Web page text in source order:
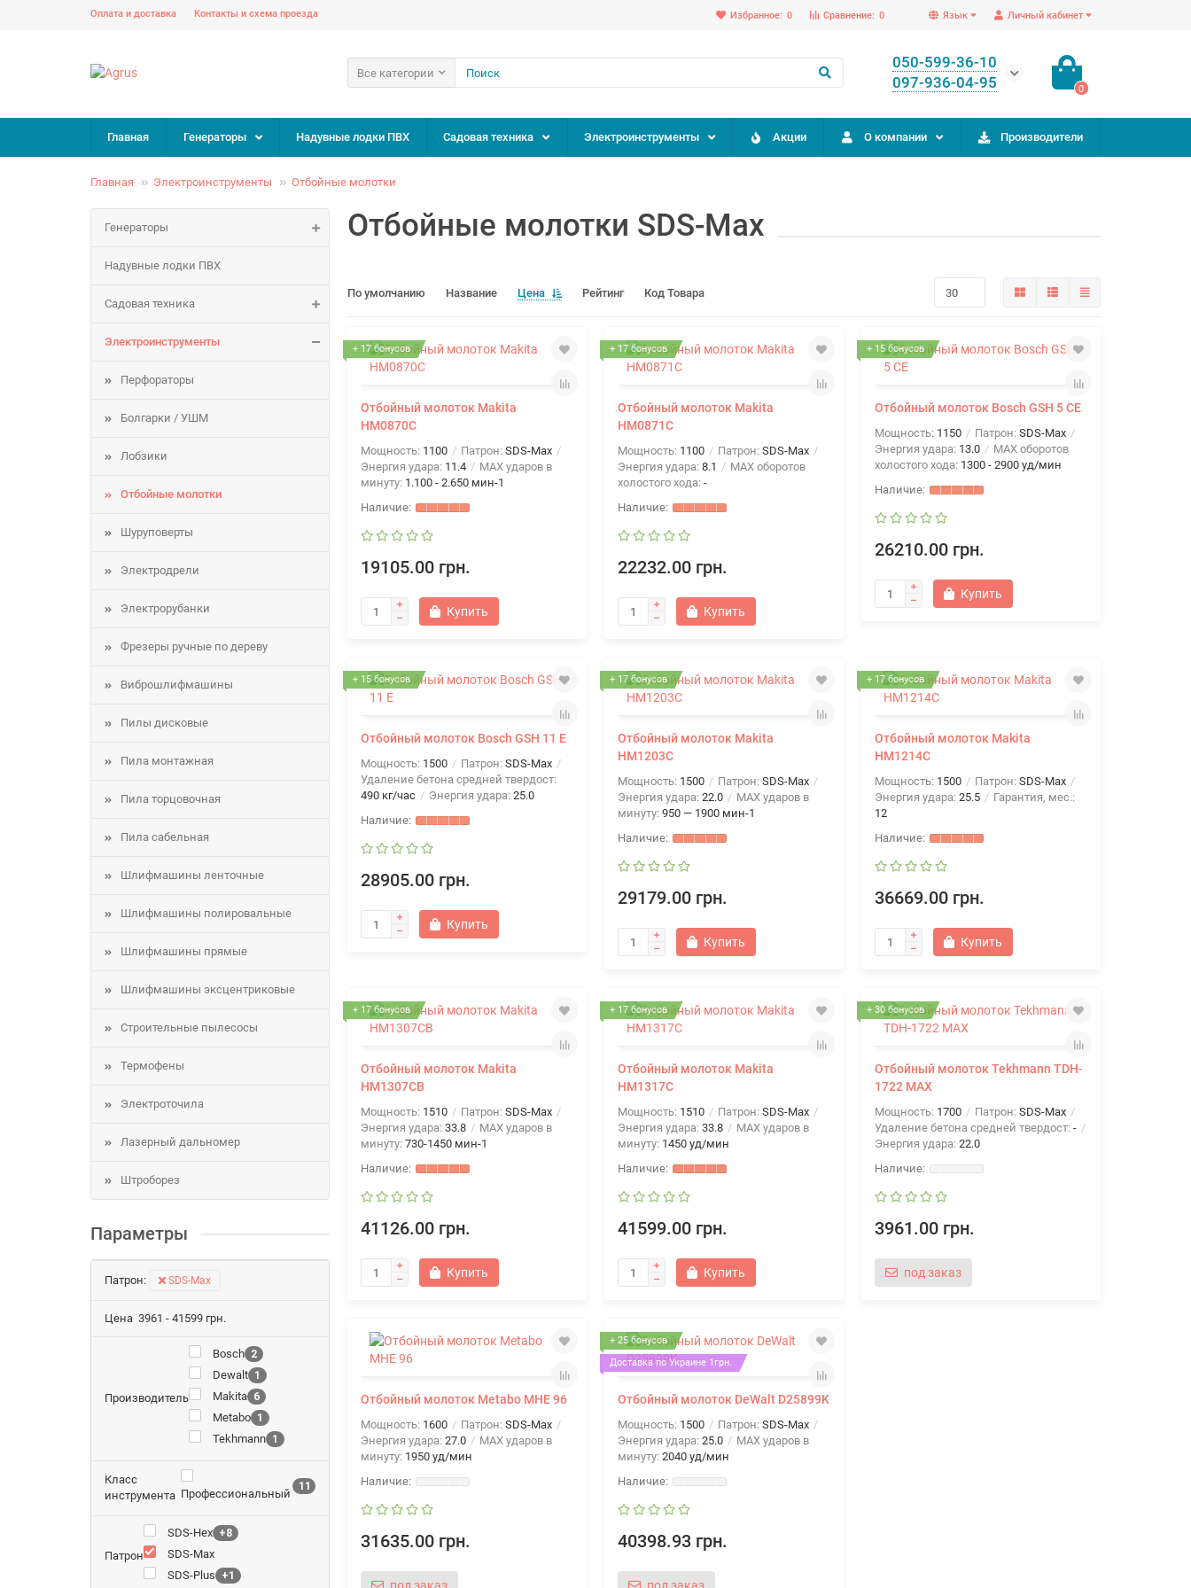
Личный кабинет
Язык
Сравнение: 0
Избранное: 0
Оплата и доставка Контакты и схема проезда
Все категории
050-599-36-10
097-936-04-95
0
Главная Генераторы Надувные лодки ПВХ Садовая техника Электроинструменты Акции О компании Производители
Главная Электроинструменты Отбойные молотки
Генераторы
Надувные лодки ПВХ
Садовая техника
Электроинструменты
Перфораторы
Болгарки / УШМ
Лобзики
Отбойные молотки
Шуруповерты
Электродрели
Электрорубанки
Фрезеры ручные по дереву
Виброшлифмашины
Пилы дисковые
Пила монтажная
Пила торцовочная
Пила сабельная
Шлифмашины ленточные
Шлифмашины полировальные
Шлифмашины прямые
Шлифмашины эксцентриковые
Строительные пылесосы
Термофены
Электроточила
Лазерный дальномер
Штроборез
Параметры
Патрон: SDS-Max
Цена 3961 - 41599 грн.
Производитель
Bosch 2
Dewalt 1
Makita 6
Metabo 1
Tekhmann 1
Класс
инструмента Профессиональный
11
Патрон
SDS-Hex +8
SDS-Max
SDS-Plus
+1
Отбойные молотки SDS-Max
По умолчанию Название Цена Рейтинг Код Товара
+ 17 бонусов
Отбойный молоток Makita
HM0870C
Мощность: 1100 Патрон: SDS-Max
Энергия удара: 11.4
MAX ударов в
минуту: 1.100 - 2.650 мин-1
19105.00 грн.
Купить
+ 17 бонусов
Отбойный молоток Makita
HM0871C
Мощность: 1100 Патрон: SDS-Max
Энергия удара: 8.1
MAX оборотов
холостого хода: -
22232.00 грн.
Купить
+ 15 бонусов
Отбойный молоток Bosch GSH 5 CE
Мощность: 1150 Патрон: SDS-Max
Энергия удара: 13.0
MAX оборотов
холостого хода: 1300 - 2900 уд/мин
26210.00 грн.
Купить
+ 15 бонусов
Отбойный молоток Bosch GSH 11 E
Мощность: 1500 Патрон: SDS-Max
Удаление бетона средней твердост:
490 кг/час
Энергия удара: 25.0
28905.00 грн.
Купить
+ 17 бонусов
Отбойный молоток Makita
HM1203C
Мощность: 1500 Патрон: SDS-Max
Энергия удара: 22.0
MAX ударов в
минуту: 950 — 1900 мин-1
29179.00 грн.
Купить
+ 17 бонусов
Отбойный молоток Makita
HM1214C
Мощность: 1500 Патрон: SDS-Max
Энергия удара: 25.5
Гарантия, мес.:
12
36669.00 грн.
Купить
+ 17 бонусов
Отбойный молоток Makita
HM1307CB
Мощность: 1510 Патрон: SDS-Max
Энергия удара: 33.8
MAX ударов в
минуту: 730-1450 мин-1
41126.00 грн.
Купить
+ 17 бонусов
Отбойный молоток Makita
HM1317C
Мощность: 1510 Патрон: SDS-Max
Энергия удара: 33.8
MAX ударов в
минуту: 1450 уд/мин
41599.00 грн.
Купить
+ 30 бонусов
Отбойный молоток Tekhmann TDH-
1722 MAX
Мощность: 1700 Патрон: SDS-Max
Удаление бетона средней твердост: -
Энергия удара: 22.0
3961.00 грн.
под заказ
Отбойный молоток Metabo MHE 96
Мощность: 1600 Патрон: SDS-Max
Энергия удара: 27.0
MAX ударов в
минуту: 1950 уд/мин
31635.00 грн.
+ 25 бонусов
Доставка по Украине 1грн.
Отбойный молоток DeWalt D25899K
Мощность: 1500 Патрон: SDS-Max
Энергия удара: 25.0
MAX ударов в
минуту: 2040 уд/мин
40398.93 грн.